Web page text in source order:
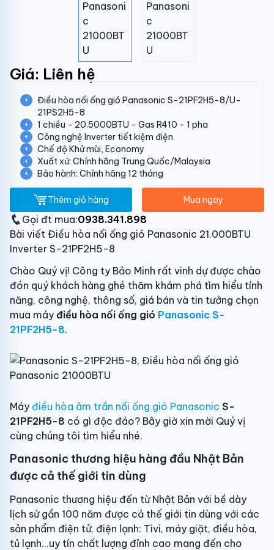
Giá: Liên hệ
Điều hòa nối ống gió Panasonic S-21PF2H5-8/U-
21PS2H5-8
1 chiều - 20.5000BTU - Gas R410 - 1 pha
Công nghệ Inverter tiết kiệm điện
Chế độ Khử mùi, Economy
Xuất xứ: Chính hãng Trung Quốc/Malaysia
Bảo hành: Chính hãng 12 tháng
Thêm giỏ hàng Mua ngay
Gọi đt mua:0938.341.898
Bài viết Điều hòa nối ống gió Panasonic 21.000BTU
Inverter S-21PF2H5-8
Chào Quý vị! Công ty Bảo Minh rất vinh dự được chào
đón quý khách hàng ghé thăm khám phá tìm hiểu tính
năng, công nghệ, thông số, giá bán và tin tưởng chọn
mua máy điều hòa nối ống gió Panasonic S-
21PF2H5-8.
Máy điều hòa âm trần nối ống gió Panasonic S-
21PF2H5-8 có gì độc đáo? Bây giờ xin mời Quý vị
cùng chúng tôi tìm hiểu nhé.
Panasonic thương hiệu hàng đầu Nhật Bản
được cả thế giới tin dùng
Panasonic thương hiệu đến từ Nhật Bản với bề dày
lịch sử gần 100 năm được cả thế giới tin dùng với các
sản phẩm điện tử, điện lạnh: Tivi, máy giặt, điều hòa,
tủ lạnh...uy tín chất lượng đỉnh cao mang đến cho